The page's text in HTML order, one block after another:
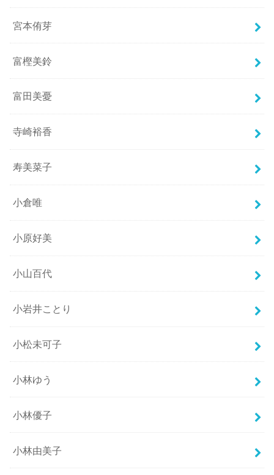
宮本侑芽
富樫美鈴
富田美憂
寺崎裕香
寿美菜子
小倉唯
小原好美
小山百代
小岩井ことり
小松未可子
小林ゆう
小林優子
小林由美子